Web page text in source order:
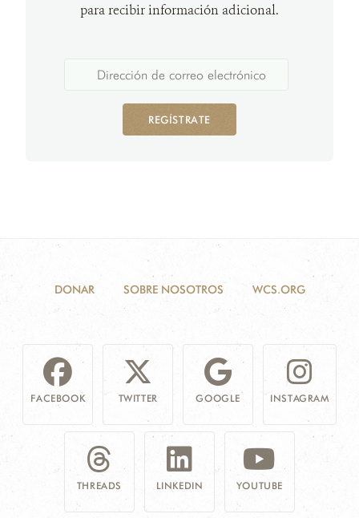
para recibir información adicional.
REGÍSTRATE
DONAR SOBRE NOSOTROS WCS.ORG
FACEBOOK TWITTER GOOGLE INSTAGRAM
THREADS LINKEDIN YOUTUBE